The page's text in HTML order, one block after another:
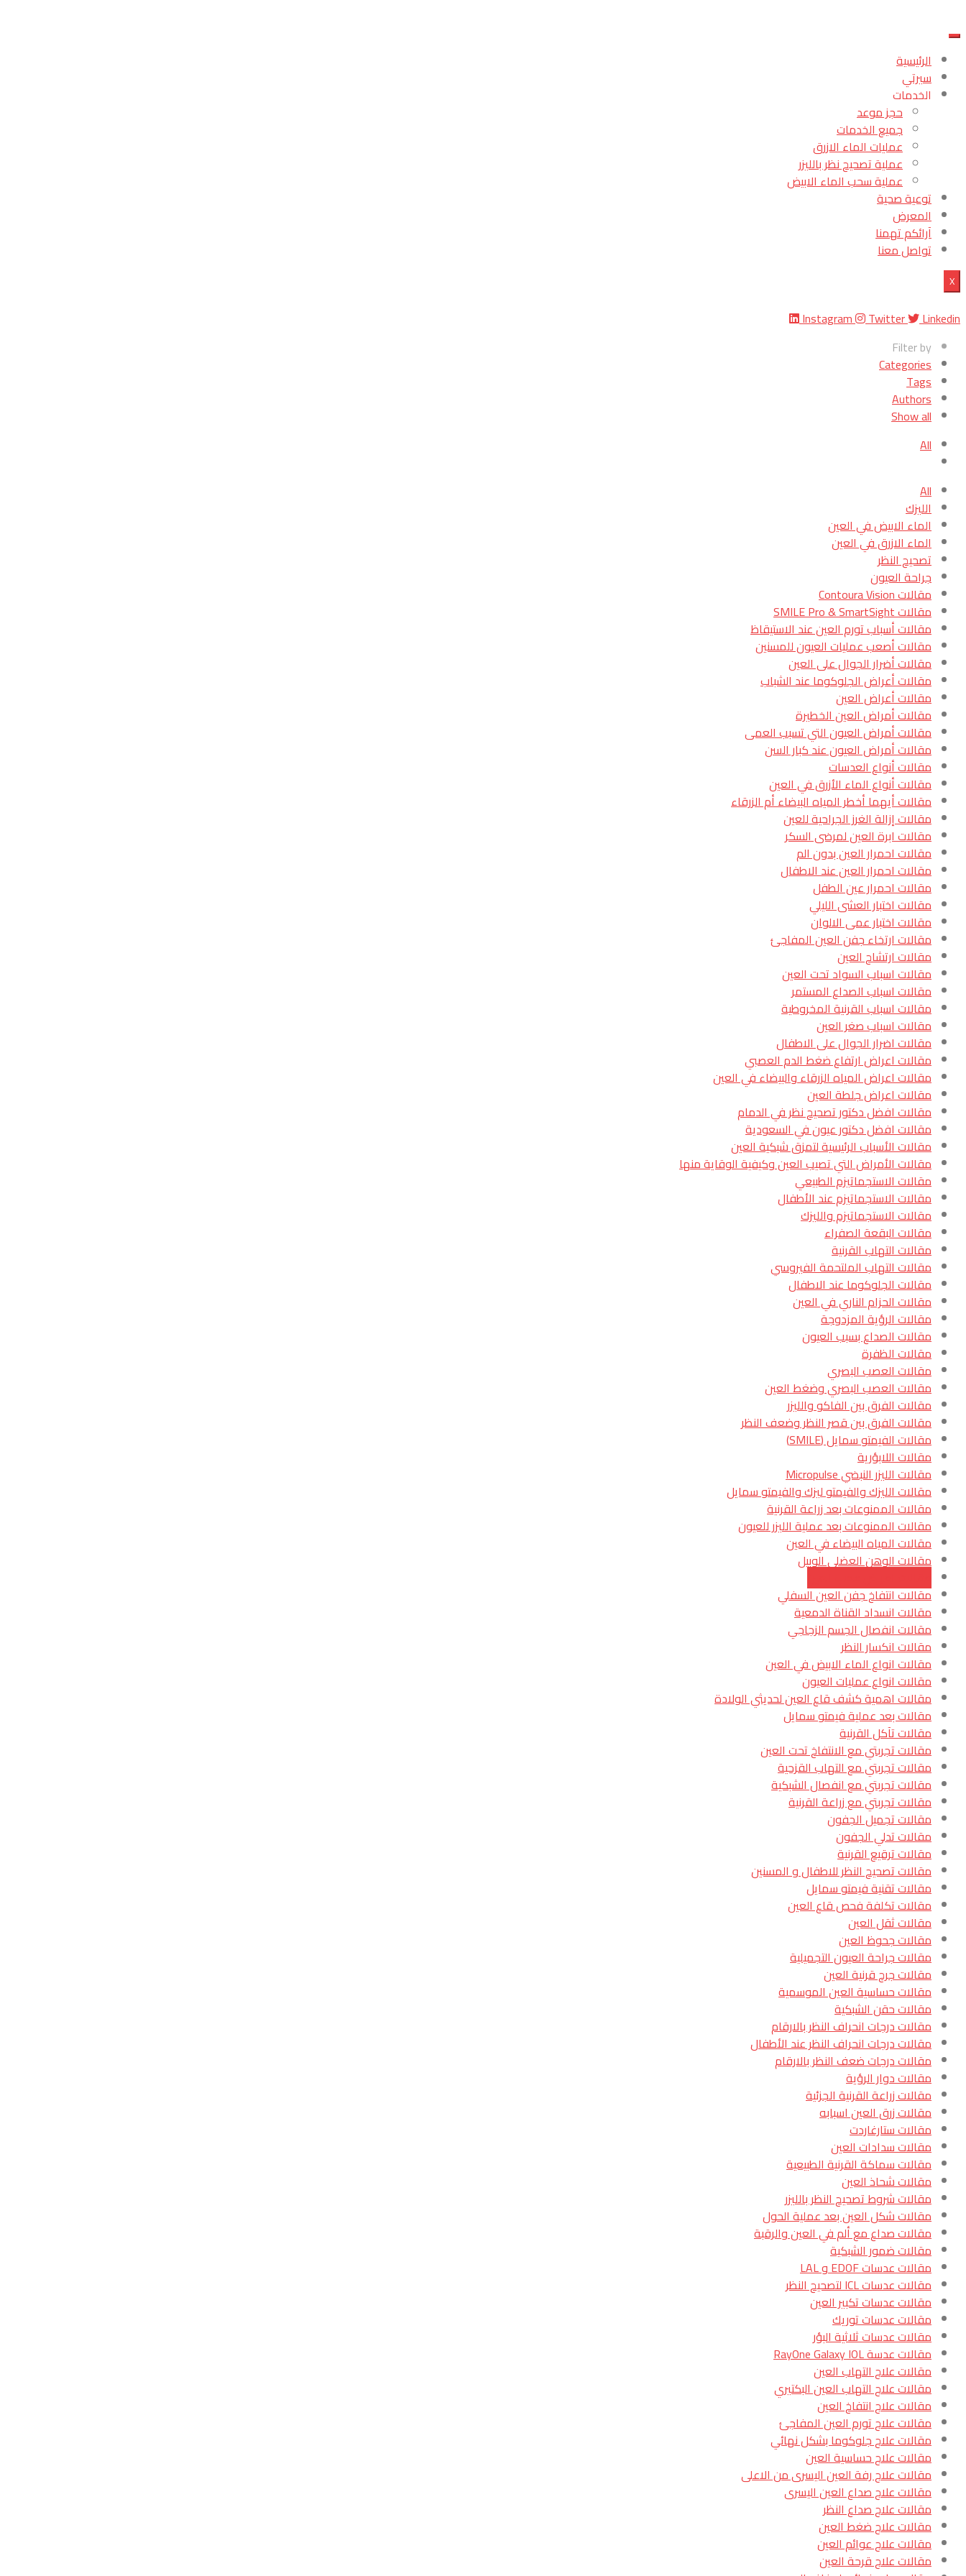
الرئيسية
سيرتي
الخدمات
حجز موعد
جميع الخدمات
عمليات الماء الازرق
عملية تصحيح نظر بالليزر
عملية سحب الماء الابيض
توعية صحية
المعرض
آرائكم تهمنا
تواصل معنا
X
Instagram Twitter
Linkedin
Filter by
Categories
Tags
Authors
Show all
All
All
الليزك
الماء الابيض في العين
الماء الازرق في العين
تصحيح النظر
جراحة العيون
مقالات Contoura Vision
مقالات SMILE Pro & SmartSight
مقالات أسباب تورم العين عند الاستيقاظ
مقالات أصعب عمليات العيون للمسنين
مقالات أضرار الجوال على العين
مقالات أعراض الجلوكوما عند الشباب
مقالات أعراض العين
مقالات أمراض العين الخطيرة
مقالات أمراض العيون التي تسبب العمى
مقالات أمراض العيون عند كبار السن
مقالات أنواع العدسات
مقالات أنواع الماء الأزرق في العين
مقالات أيهما أخطر المياه البيضاء أم الزرقاء
مقالات إزالة الغرز الجراحية للعين
مقالات ابرة العين لمرضى السكر
مقالات احمرار العين بدون الم
مقالات احمرار العين عند الاطفال
مقالات احمرار عين الطفل
مقالات اختبار العشى الليلي
مقالات اختبار عمى الالوان
مقالات ارتخاء جفن العين المفاجئ
مقالات ارتشاح العين
مقالات اسباب السواد تحت العين
مقالات اسباب الصداع المستمر
مقالات اسباب القرنية المخروطية
مقالات اسباب صغر العين
مقالات اضرار الجوال على الاطفال
مقالات اعراض ارتفاع ضغط الدم العصبي
مقالات اعراض المياه الزرقاء والبيضاء في العين
مقالات اعراض جلطة العين
مقالات افضل دكتور تصحيح نظر في الدمام
مقالات افضل دكتور عيون في السعودية
مقالات الأسباب الرئيسية لتمزق شبكية العين
مقالات الأمراض التي تصيب العين وكيفية الوقاية منها
مقالات الاستجماتيزم الطبيعي
مقالات الاستجماتيزم عند الأطفال
مقالات الاستجماتيزم والليزك
مقالات البقعة الصفراء
مقالات التهاب القرنية
مقالات التهاب الملتحمة الفيروسي
مقالات الجلوكوما عند الاطفال
مقالات الحزام الناري في العين
مقالات الرؤية المزدوجة
مقالات الصداع بسبب العيون
مقالات الظفرة
مقالات العصب البصري
مقالات العصب البصري وضغط العين
مقالات الفرق بين الفاكو والليزر
مقالات الفرق بين قصر النظر وضعف النظر
مقالات الفيمتو سمايل (SMILE)
مقالات اللابؤرية
مقالات الليزر النبضي Micropulse
مقالات الليزك والفيمتو ليزك والفيمتو سمايل
مقالات الممنوعات بعد زراعة القرنية
مقالات الممنوعات بعد عملية الليزر للعيون
مقالات المياه البيضاء في العين
مقالات الوهن العضلي الوبيل
مقالات انتفاخ جفن العين السفلي
مقالات انسداد القناة الدمعية
مقالات انفصال الجسم الزجاجي
مقالات انكسار النظر
مقالات انواع الماء الابيض في العين
مقالات انواع عمليات العيون
مقالات اهمية كشف قاع العين لحديثي الولادة
مقالات بعد عملية فيمتو سمايل
مقالات تآكل القرنية
مقالات تجربتي مع الانتفاخ تحت العين
مقالات تجربتي مع التهاب القزحية
مقالات تجربتي مع انفصال الشبكية
مقالات تجربتي مع زراعة القرنية
مقالات تجميل الجفون
مقالات تدلي الجفون
مقالات ترقيع القرنية
مقالات تصحيح النظر للاطفال و المسنين
مقالات تقنية فيمتو سمايل
مقالات تكلفة فحص قاع العين
مقالات ثقل العين
مقالات جحوظ العين
مقالات جراحة العيون التجميلية
مقالات جرح قرنية العين
مقالات حساسية العين الموسمية
مقالات حقن الشبكية
مقالات درجات انحراف النظر بالارقام
مقالات درجات انحراف النظر عند الأطفال
مقالات درجات ضعف النظر بالارقام
مقالات دوار الرؤية
مقالات زراعة القرنية الجزئية
مقالات زرق العين اسبابه
مقالات ستارغاردت
مقالات سدادات العين
مقالات سماكة القرنية الطبيعية
مقالات شحاذ العين
مقالات شروط تصحيح النظر بالليزر
مقالات شكل العين بعد عملية الحول
مقالات صداع مع ألم في العين والرقبة
مقالات ضمور الشبكية
مقالات عدسات EDOF و LAL
مقالات عدسات ICL لتصحيح النظر
مقالات عدسات تكبير العين
مقالات عدسات توريك
مقالات عدسات ثلاثية البؤر
مقالات عدسة RayOne Galaxy IOL
مقالات علاج التهاب العين
مقالات علاج التهاب العين البكتيري
مقالات علاج انتفاخ العين
مقالات علاج تورم العين المفاجئ
مقالات علاج جلوكوما بشكل نهائي
مقالات علاج حساسية العين
مقالات علاج رفة العين اليسرى من الاعلى
مقالات علاج صداع العين اليسرى
مقالات علاج صداع النظر
مقالات علاج ضغط العين
مقالات علاج عوائم العين
مقالات علاج قرحة العين